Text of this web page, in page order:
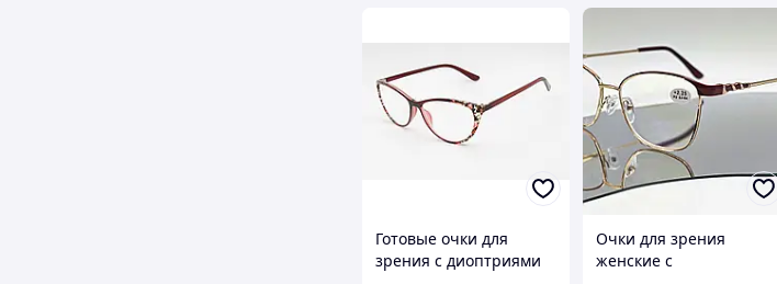
Готовые очки для
зрения с диоптриями
Очки для зрения
женские с